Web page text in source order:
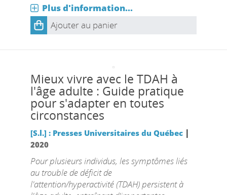
Plus d'information...
Ajouter au panier
Mieux vivre avec le TDAH à
l'âge adulte : Guide pratique
pour s'adapter en toutes
circonstances
[S.l.] : Presses Universitaires du Québec|
2020
Pour plusieurs individus, les symptômes liés
au trouble de déficit de
l'attention/hyperactivité (TDAH) persistent à